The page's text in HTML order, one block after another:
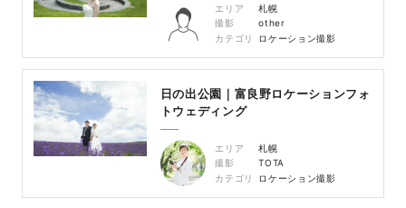
エリア
札幌
撮影
other
カテゴリ
ロケーション撮影
日の出公園｜富良野ロケーションフォ
トウェディング
エリア
札幌
撮影
TOTA
カテゴリ
ロケーション撮影